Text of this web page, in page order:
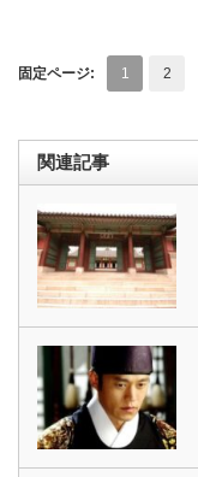
固定ページ: 1 2
関連記事